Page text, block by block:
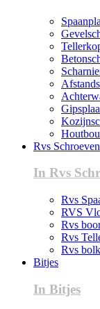
Rvs Schroeven
In Rvs
Rvs
RVS
Rvs
Rvs
Rvs
Bitjes
In Bitjes